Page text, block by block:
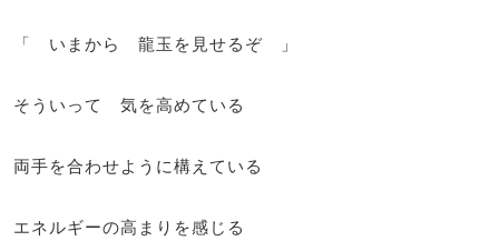
「 いまから 龍玉を見せるぞ 」
そういって 気を高めている
両手を合わせように構えている
エネルギーの高まりを感じる